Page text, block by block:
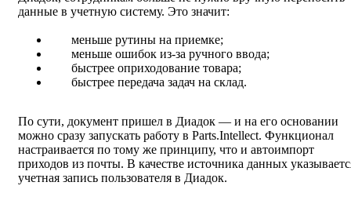
данные в учетную систему. Это значит:
меньше рутины на приемке;
меньше ошибок из‑за ручного ввода;
быстрее оприходование товара;
быстрее передача задач на склад.
По сути, документ пришел в Диадок — и на его основании
можно сразу запускать работу в Parts.Intellect. Функционал
настраивается по тому же принципу, что и автоимпорт
приходов из почты. В качестве источника данных
учетная запись пользователя в Диадок.